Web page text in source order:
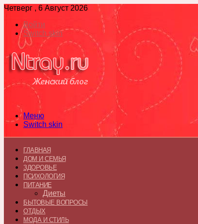
Четверг , 6 Август 2026
Войти
Switch skin
Меню
Switch skin
ГЛАВНАЯ
ДОМ И СЕМЬЯ
ЗДОРОВЬЕ
ПСИХОЛОГИЯ
ПИТАНИЕ
Диеты
БЫТОВЫЕ ВОПРОСЫ
ОТДЫХ
МОДА И СТИЛЬ